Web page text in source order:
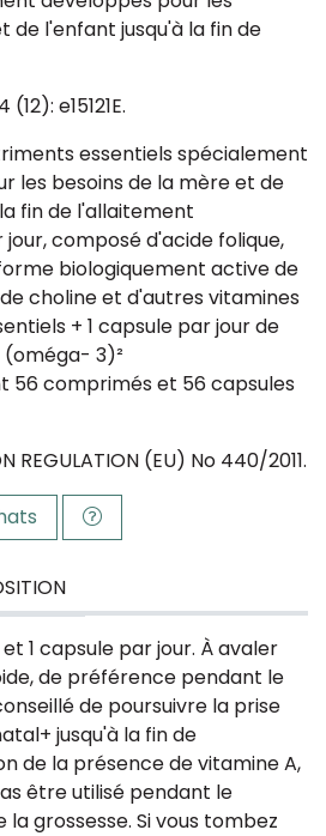
de l'enfant jusqu'à la fin de
(12): e15121E.
essentiels spécialement
les besoins de la mère et de
fin de l'allaitement
composé d'acide folique,
biologiquement active de
choline et d'autres vitamines
+ 1 capsule par jour de
(oméga- 3)²
56 comprimés et 56 capsules
REGULATION (EU) No 440/2011.
1 capsule par jour. À avaler
de préférence pendant le
de poursuivre la prise
jusqu'à la fin de
de la présence de vitamine A,
être utilisé pendant le
grossesse. Si vous tombez